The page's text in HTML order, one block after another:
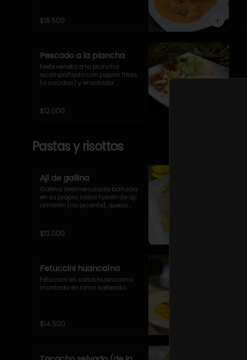
$16.500
Pescado a la plancha
Filete reineta a la plancha
acompañado con papas fritas
(o cocidas) y ensalada
$12.000
Pastas y risottos
Ají de gallina
Gallina desmenuzada bañada
en su propia salsa fusión de ají
amarillo (no picante), queso
$13.000
Fetuccini huancaína
Fetuccini en salsa huancaína
montado en lomo salteado
$14.500